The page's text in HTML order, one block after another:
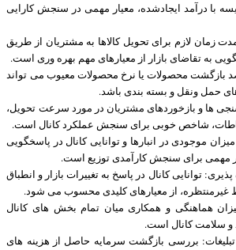
با درآمد ایجادشده، معیار مهمی در سنجش کارایی
زمان لازم برای تحویل کالاها به مشتریان از طریق
به تقاضای بازار از معیارهای مهم بهره وری است.
بازگشت محصولات یا نرخ محصولات معیوب می تواند
حمل ونقل و بسته بندی باشد.
ها و بازخوردهای مشتریان در مورد سرعت تحویل،
شاخص خوبی برای سنجش عملکرد کانال است.
موجودی در انبارها و توانایی کانال در پاسخگویی
مهمی برای سنجش کارآمدی توزیع است.
توانایی کانال در پاسخ به تغییرات بازار و انطباق
غیرمنتظره، از معیارهای کلیدی محسوب می شود.
هماهنگی و همکاری میان تمام بخش های کانال
و سلامت کانال است.
و تبلیغات: بررسی بازگشت سرمایه حاصل از هزینه های